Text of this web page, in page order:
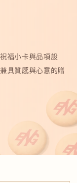
福小卡與品項設
具質感與心意的贈